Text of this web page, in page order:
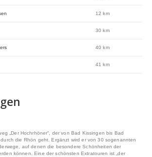
12 km
30 km
40 km
41 km
„Der Hochrhöner“, der von Bad Kissingen bis Bad
die Rhön geht. Ergänzt wird er von 30 sogenannten
auf denen die besondere Schönheiten der
können. Eine der schönsten Extratouren ist „der